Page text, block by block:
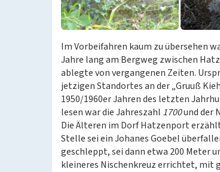
Im Vorbeifahren kaum zu übersehen
Jahre lang am Bergweg zwischen
ablegte von vergangenen Zeiten.
jetzigen Standortes an der „Gruuß
1950/1960er Jahren des letzten
lesen war die Jahreszahl 1700und der
Die Älteren im Dorf Hatzenport
Stelle sei ein Johanes Goebel
geschleppt, sei dann etwa 200 Meter
kleineres Nischenkreuz errichtet, mit